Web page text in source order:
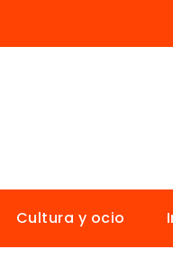
Cultura y ocio